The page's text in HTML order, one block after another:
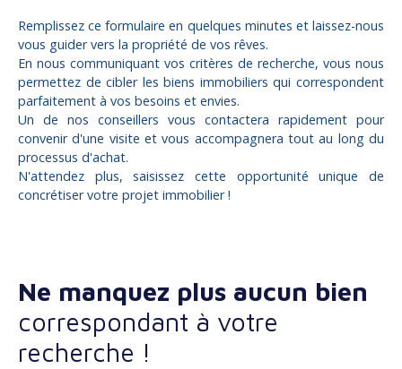
Remplissez ce formulaire en quelques minutes et laissez-nous
vous guider vers la propriété de vos rêves.
En nous communiquant vos critères de recherche, vous nous
permettez de cibler les biens immobiliers qui correspondent
parfaitement à vos besoins et envies.
Un de nos conseillers vous contactera rapidement pour
convenir d'une visite et vous accompagnera tout au long du
processus d'achat.
N'attendez plus, saisissez cette opportunité unique de
concrétiser votre projet immobilier !
Ne manquez plus aucun bien
correspondant à votre
recherche !